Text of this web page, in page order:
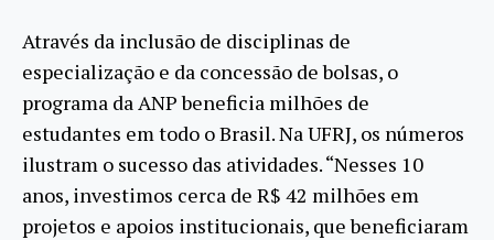
Através da inclusão de disciplinas de
especialização e da concessão de bolsas, o
programa da ANP beneficia milhões de
estudantes em todo o Brasil. Na UFRJ, os números
ilustram o sucesso das atividades. “Nesses 10
anos, investimos cerca de R$ 42 milhões em
projetos e apoios institucionais, que beneficiaram